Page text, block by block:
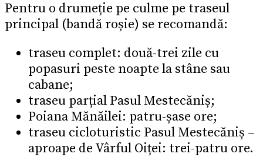
Pentru o drumeție pe culme pe traseul
principal (bandă roșie) se recomandă:
traseu complet: două-trei zile cu
popasuri peste noapte la stâne sau
cabane;
traseu parțial Pasul Mestecăniș;
Poiana Mănăilei: patru-șase ore;
traseu cicloturistic Pasul Mestecăniș –
aproape de Vârful Oiței: trei-patru ore.